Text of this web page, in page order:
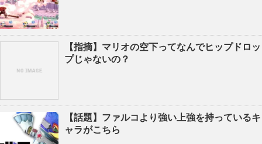
【指摘】マリオの空下ってなんでヒップドロッ
プじゃないの？
【話題】ファルコより強い上強を持っているキ
ャラがこちら